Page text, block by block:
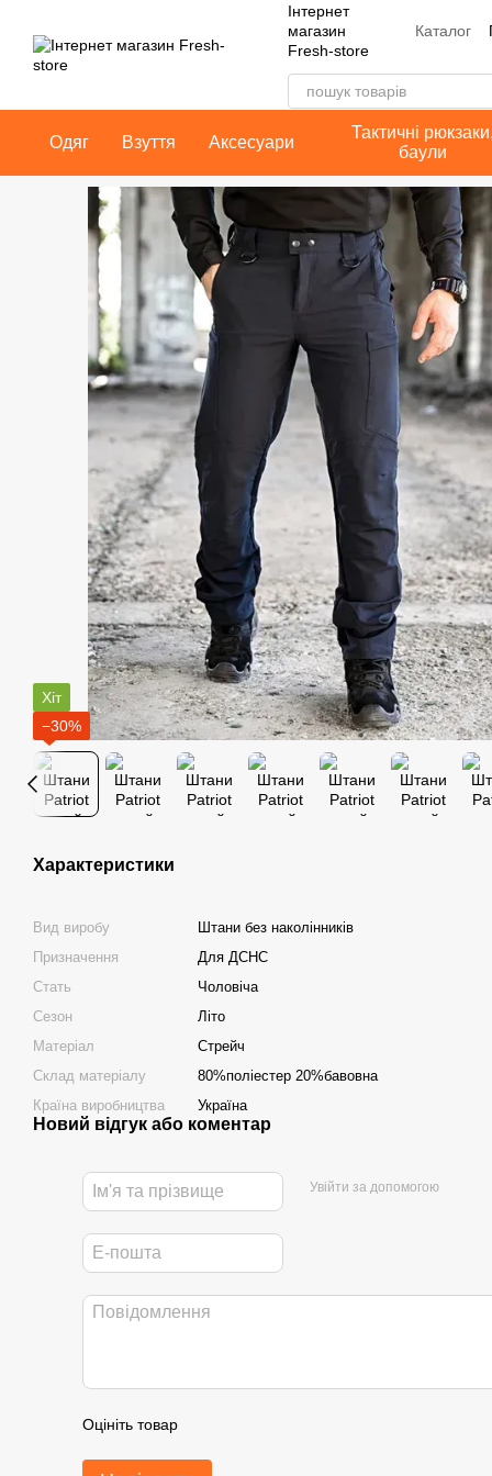
Інтернет
магазин
Fresh-store
Каталог
Одяг Взуття Аксесуари
Тактичні рюкзаки,
баули
Хіт
−30%
Характеристики
Вид виробу
Штани без наколінників
Призначення
Для ДСНС
Стать
Чоловіча
Сезон
Літо
Матеріал
Стрейч
Склад матеріалу
80%поліестер 20%бавовна
Країна виробництва
Україна
Новий відгук або коментар
Увійти за допомогою
Оцініть товар